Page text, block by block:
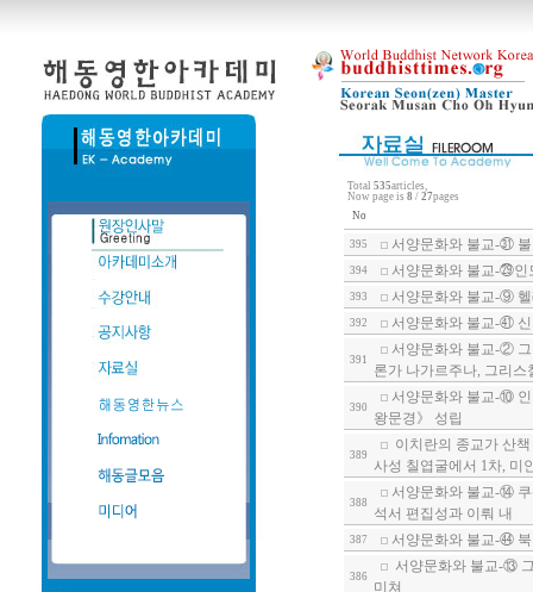
Total 535articles,
Now page is 8 / 27pages
No
395 서양문화와 불교-㉛
394 서양문화와 불교-㉙
393 서양문화와 불교-⑨ 헬
392 서양문화와 불교-㊶
391
서양문화와 불교-②
론가 나가르주나, 그리스
390
서양문화와 불교-⑩
왕문경》 성립
389
이치란의 종교가 산
사성 칠엽굴에서 1차, 미
388
서양문화와 불교-⑭ 쿠
석서 편집성과 이뤄 내
387 서양문화와 불교-㊹
386
서양문화와 불교-⑬
미쳐